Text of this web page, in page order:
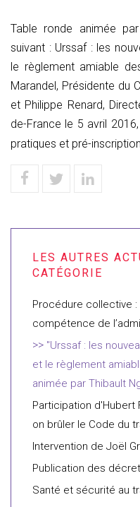
Table ronde animée
suivant : Urssaf : les
le règlement amiable
Marandel, Présidente du
et Philippe Renard,
de-France le 5 avril
pratiques et pré-
Procédure collective :
compétence de
"Urssaf : les
et le règlement
animée par Thibault
Participation d'Hubert
on brûler le Code du
Intervention de Joël
Publication des
Santé et sécurité au